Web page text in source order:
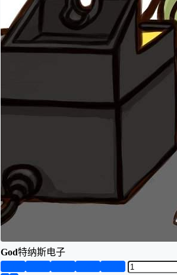
God特纳斯电子